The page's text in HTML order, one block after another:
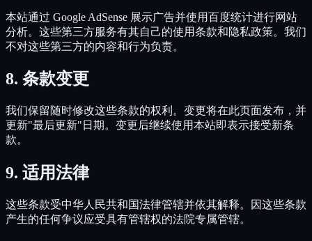
本站通过 Google AdSense 展示广告并使用百度统计进行网站
分析。这些第三方服务有其自己的使用条款和隐私政策。我们
不对这些第三方的内容和行为负责。
8. 条款变更
我们保留随时修改这些条款的权利。变更将在此页面发布，并
更新"最后更新"日期。变更后继续使用本站即表示接受新条
款。
9. 适用法律
这些条款受中华人民共和国法律管辖并依其解释。因这些条款
产生的任何争议应受具有管辖权的法院专属管辖。